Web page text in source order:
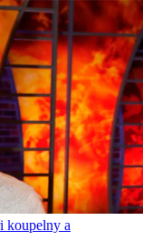
koupelny a